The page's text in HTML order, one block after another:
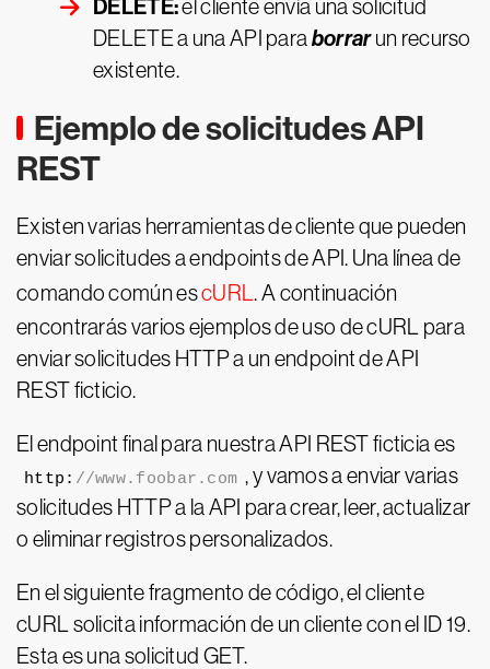
DELETE:el cliente envía una solicitud
DELETE a una API para borrarun recurso
existente.
Ejemplo de solicitudes API
REST
Existen varias herramientas de cliente que pueden
enviar solicitudes a endpoints de API. Una línea de
comando común escURL. A continuación
encontrarás varios ejemplos de uso de cURL para
enviar solicitudes HTTP a un endpoint de API
REST ficticio.
El endpoint final para nuestra API REST ficticia es
http: //www.foobar.com , y vamos a enviar varias
solicitudes HTTP a la API para crear, leer, actualizar
o eliminar registros personalizados.
En el siguiente fragmento de código, el cliente
cURL solicita información de un cliente con el ID 19.
Esta es una solicitud GET.